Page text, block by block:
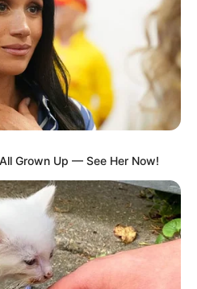
Fakta Kids Diana Show
2019 – Favorite Gamer
lalu dikembangkan hingga
game, ternyata SSSniperWolf
lainnya.
SSSNIPERWOLF
TIKTOKER
Grown Up — See Her Now!